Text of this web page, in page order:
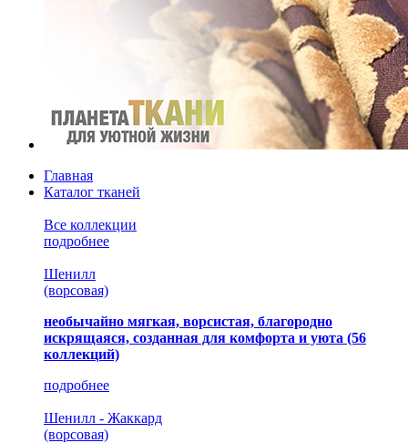
Главная
Каталог тканей
Все коллекции
подробнее
Шенилл
(ворсовая)
необычайно мягкая, ворсистая, благородно
искрящаяся, созданная для комфорта и уюта (56
коллекций)
подробнее
Шенилл - Жаккард
(ворсовая)